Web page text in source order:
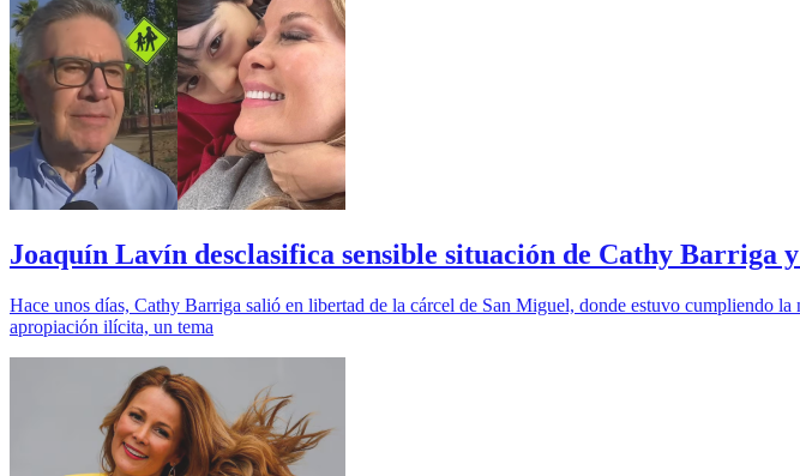
Joaquín Lavín desclasifica sensible situación de Cathy Barriga
Hace unos días, Cathy Barriga salió en libertad de la cárcel de San Miguel, donde estuvo cumpliendo
apropiación ilícita, un tema